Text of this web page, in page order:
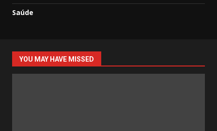
Saúde
YOU MAY HAVE MISSED